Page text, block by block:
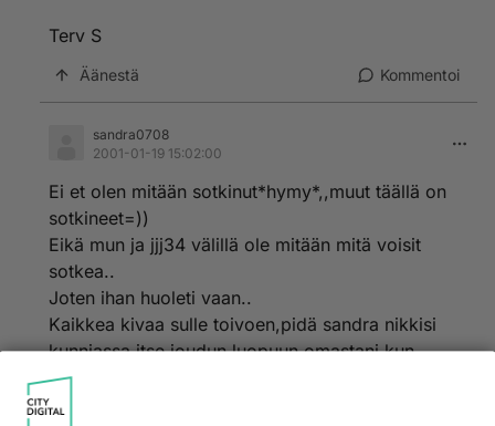
Terv S
Äänestä Kommentoi
sandra0708
2001-01-19 15:02:00
Ei et olen mitään sotkinut*hymy*,,muut täällä on
sotkineet=))
Eikä mun ja jjj34 välillä ole mitään mitä voisit
sotkea..
Joten ihan huoleti vaan..
Kaikkea kivaa sulle toivoen,pidä sandra nikkisi
kunniassa itse joudun luopuun omastani kun
täällä liikkuu niih pal tyhmää ja lapsellista
huutelijaa..